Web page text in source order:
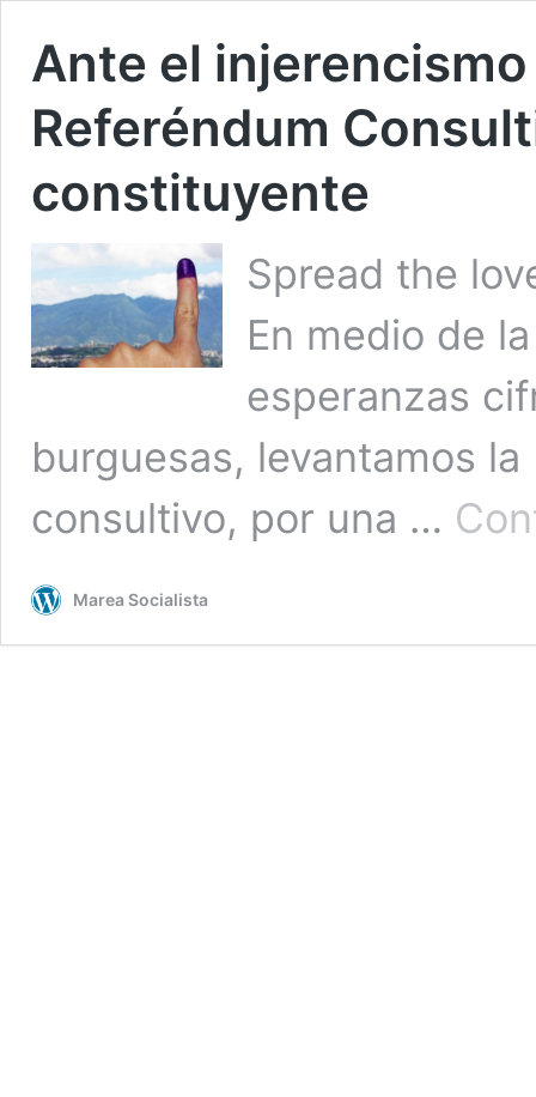
Ante el
Referéndum
constituyente
Spread the
En medio de
esperanzas
burguesas, levantamos
consultivo, por una …
Marea Socialista